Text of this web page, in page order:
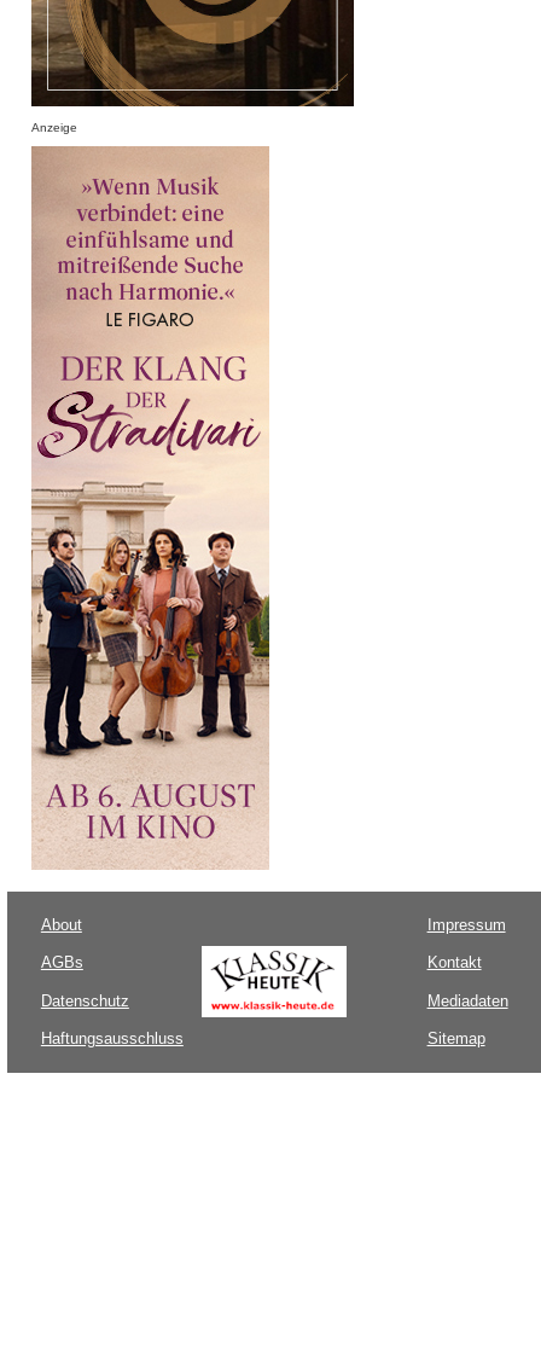
Anzeige
About
AGBs
Datenschutz
Haftungsausschluss
Impressum
Kontakt
Mediadaten
Sitemap